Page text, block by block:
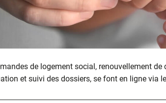
de logement social, renouvellement
et suivi des dossiers, se font en ligne via